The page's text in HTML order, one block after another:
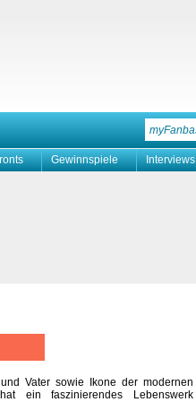
Gewinnspiele Interviews
Vater sowie Ikone der modernen
ein faszinierendes Lebenswerk